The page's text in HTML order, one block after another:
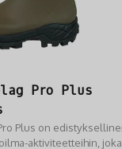
Pro Plus
Plus on
aktiviteetteihin, joka